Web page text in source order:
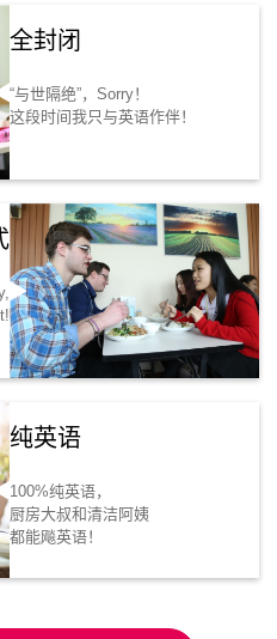
全封闭
“与世隔绝”，Sorry！
这段时间我只与英语作伴！
纯英语
100%纯英语，
厨房大叔和清洁阿姨
都能飚英语！